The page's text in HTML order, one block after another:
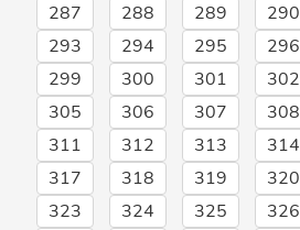
287
288 289 290
293
294 295 296
299
300 301 302
305
306 307 308
311
312 313 314
317
318 319 320
323
324 325 326